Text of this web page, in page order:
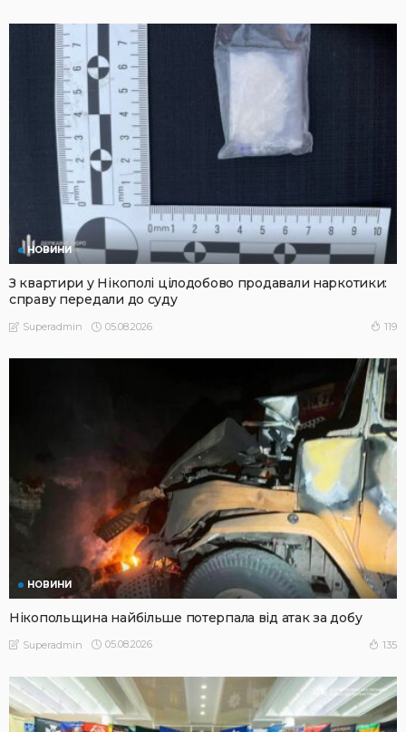
НОВИНИ
З квартири у Нікополі цілодобово продавали наркотики:
справу передали до суду
Superadmin 05.08.2026 119
НОВИНИ
Нікопольщина найбільше потерпала від атак за добу
Superadmin 05.08.2026 135